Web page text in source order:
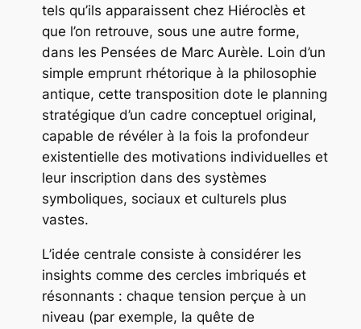
tels qu’ils apparaissent chez Hiéroclès et
que l’on retrouve, sous une autre forme,
dans les Pensées de Marc Aurèle. Loin d’un
simple emprunt rhétorique à la philosophie
antique, cette transposition dote le planning
stratégique d’un cadre conceptuel original,
capable de révéler à la fois la profondeur
existentielle des motivations individuelles et
leur inscription dans des systèmes
symboliques, sociaux et culturels plus
vastes.
L’idée centrale consiste à considérer les
insights comme des cercles imbriqués et
résonnants : chaque tension perçue à un
niveau (par exemple, la quête de